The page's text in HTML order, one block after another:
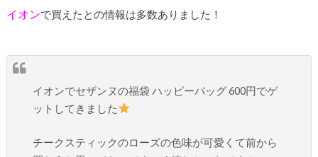
イオンで買えたとの情報は多数ありました！
イオンでセザンヌの福袋 ハッピーバッグ 600円でゲ
ットしてきました
チークスティックのローズの色味が可愛くて前から